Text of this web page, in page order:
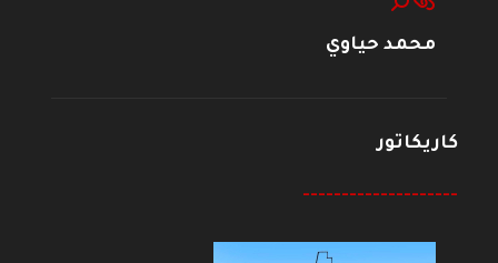
محمد حياوي
كاريكاتور
--------------------